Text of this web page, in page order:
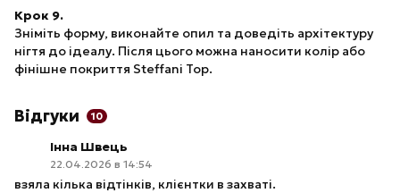
Крок 9.
Зніміть форму, виконайте опил та доведіть архітектуру
нігтя до ідеалу. Після цього можна наносити колір або
фінішне покриття Steffani Top.
Відгуки 10
Інна Швець
22.04.2026 в 14:54
взяла кілька відтінків, клієнтки в захваті.